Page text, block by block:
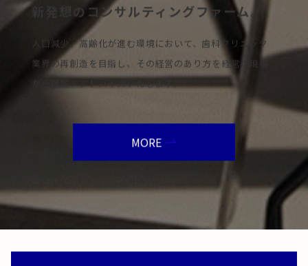
新発想のコンサルティングファーム。
人口減少、高齢化が進む環境において、歯科クリニック
業界の再創造を目指し、その経営のあり方を経営の現場
から提案・アドバイスいたします。
MORE